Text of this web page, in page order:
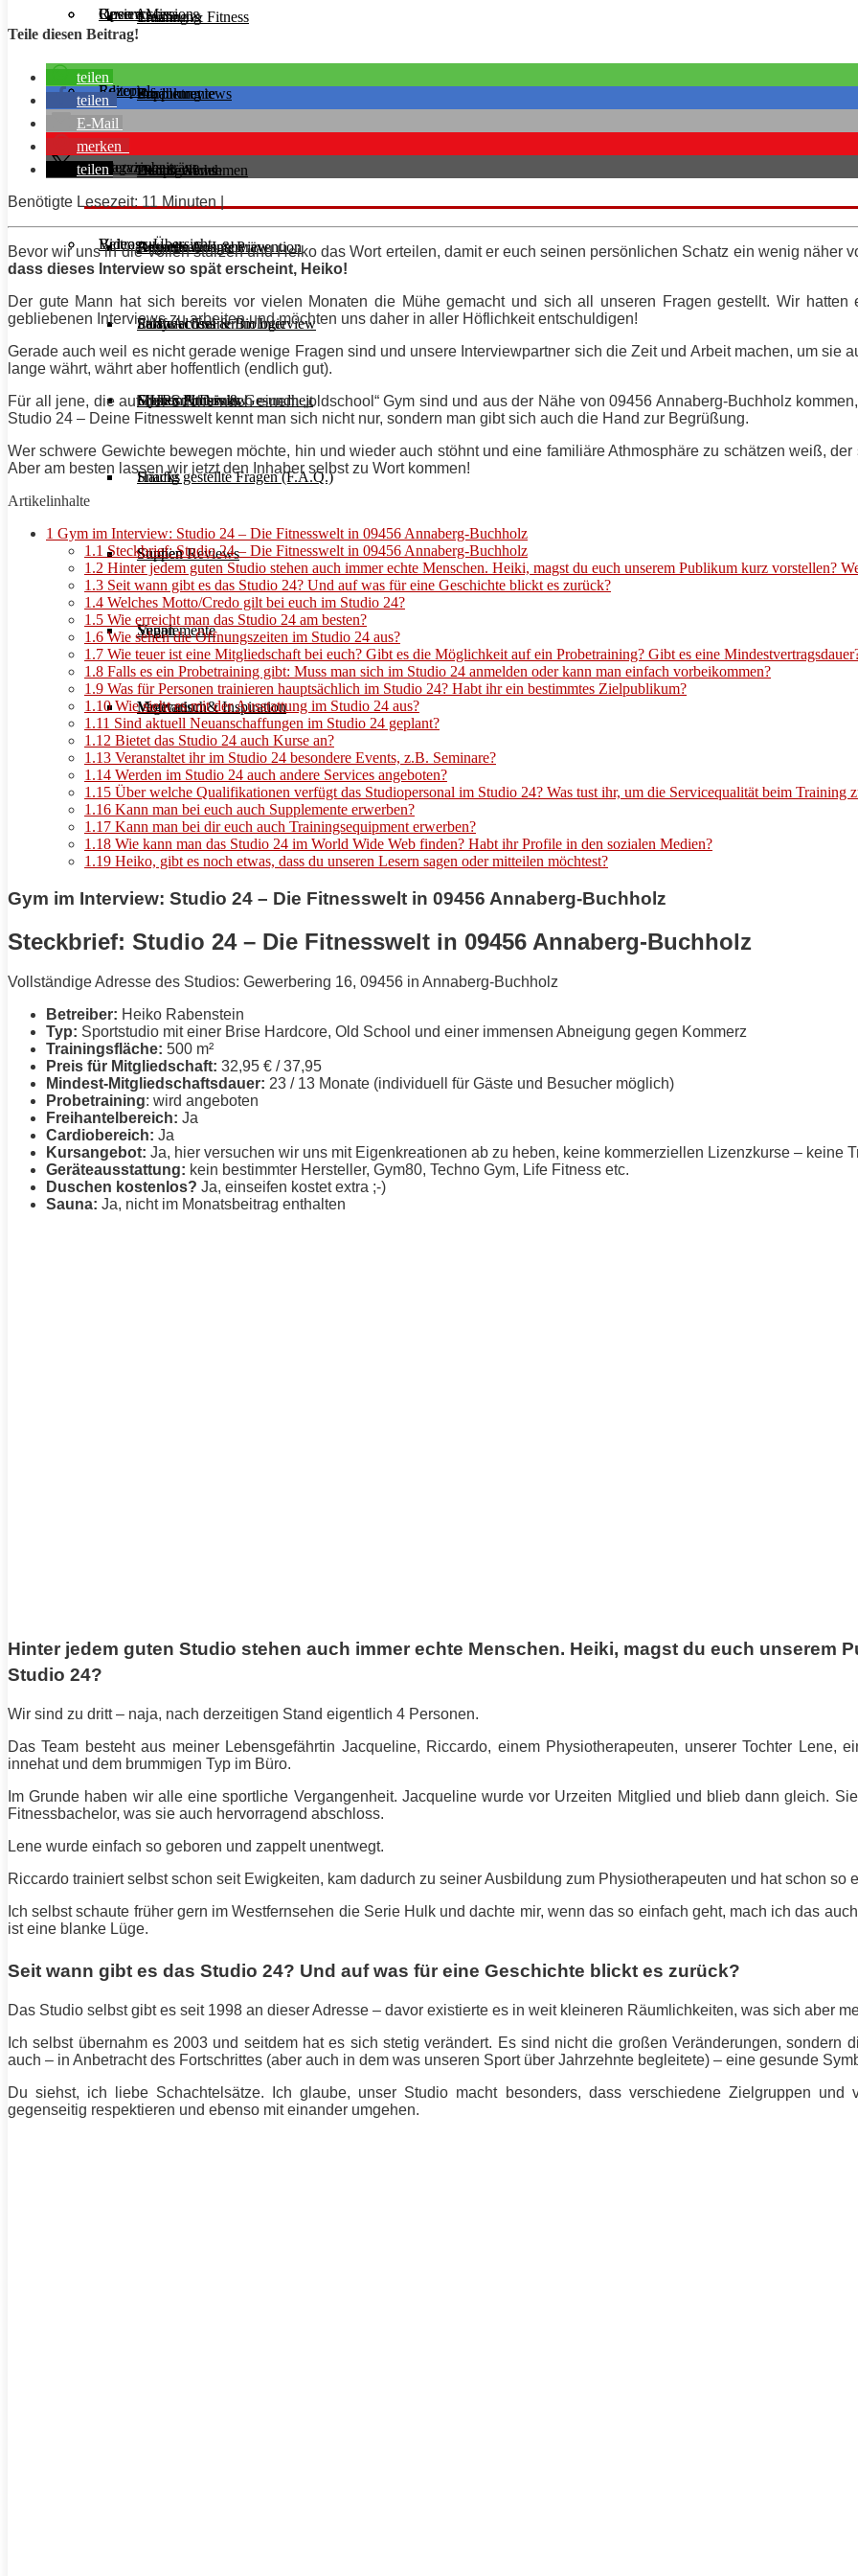
Unsere Mission
Ernährung
Supplemente
Training & Fitness
Ernährung
Diät & Abnehmen
Regeneration & Prävention
Stoffwechsel & Biologie
Frauen Fitness & Gesundheit
Häufig gestellte Fragen (F.A.Q.)
Studien Reviews
Supplemente
Motivation & Inspiration
Reviews
Produktreviews
Buchreviews
Rezepte
Hauptgerichte
Desserts
Salate
Shakes & Drinks
Snacks
Suppen
Vegan
Vegetarisch
Interviews
Athleten im Interview
Personal Trainer im Interview
Gym im Interview
Videos
Open Access
Editorials
Magazinbeiträge
Aktuelle Ausgabe
Early Access
MHRx Archiv
Beitrags-Übersicht
Teile diesen Beitrag!
teilen
teilen
E-Mail
merken
teilen
Benötigte Lesezeit: 11 Minuten |
Bevor wir uns in die Vollen stürzen und Heiko das Wort erteilen, damit er euch seinen persönlichen Schatz ein wenig näher
dass dieses Interview so spät erscheint, Heiko!
Der gute Mann hat sich bereits vor vielen Monaten die Mühe gemacht und sich all unseren Fragen gestellt. Wir
gebliebenen Interviews zu arbeiten und möchten uns daher in aller Höflichkeit entschuldigen!
Gerade auch weil es nicht gerade wenige Fragen sind und unsere Interviewpartner sich die Zeit und Arbeit machen, um sie
lange währt, währt aber hoffentlich (endlich gut).
Für all jene, die auf der Suche nach einem „oldschool“ Gym sind und aus der Nähe von 09456 Annaberg-Buchholz
Studio 24 – Deine Fitnesswelt kennt man sich nicht nur, sondern man gibt sich auch die Hand zur Begrüßung.
Wer schwere Gewichte bewegen möchte, hin und wieder auch stöhnt und eine familiäre Athmosphäre zu schätzen weiß,
Aber am besten lassen wir jetzt den Inhaber selbst zu Wort kommen!
Artikelinhalte
1 Gym im Interview: Studio 24 – Die Fitnesswelt in 09456 Annaberg-Buchholz
1.1 Steckbrief: Studio 24 – Die Fitnesswelt in 09456 Annaberg-Buchholz
1.2 Hinter jedem guten Studio stehen auch immer echte Menschen. Heiki, magst du euch unserem Publikum kurz vorstellen?
1.3 Seit wann gibt es das Studio 24? Und auf was für eine Geschichte blickt es zurück?
1.4 Welches Motto/Credo gilt bei euch im Studio 24?
1.5 Wie erreicht man das Studio 24 am besten?
1.6 Wie sehen die Öffnungszeiten im Studio 24 aus?
1.7 Wie teuer ist eine Mitgliedschaft bei euch? Gibt es die Möglichkeit auf ein Probetraining? Gibt es eine
1.8 Falls es ein Probetraining gibt: Muss man sich im Studio 24 anmelden oder kann man einfach vorbeikommen?
1.9 Was für Personen trainieren hauptsächlich im Studio 24? Habt ihr ein bestimmtes Zielpublikum?
1.10Wie sieht es mit der Ausstattung im Studio 24 aus?
1.11 Sind aktuell Neuanschaffungen im Studio 24 geplant?
1.12 Bietet das Studio 24 auch Kurse an?
1.13 Veranstaltet ihr im Studio 24 besondere Events, z.B. Seminare?
1.14 Werden im Studio 24 auch andere Services angeboten?
1.15 Über welche Qualifikationen verfügt das Studiopersonal im Studio 24? Was tust ihr, um die Servicequalität beim Training
1.16 Kann man bei euch auch Supplemente erwerben?
1.17 Kann man bei dir euch auch Trainingsequipment erwerben?
1.18 Wie kann man das Studio 24 im World Wide Web finden? Habt ihr Profile in den sozialen Medien?
1.19 Heiko, gibt es noch etwas, dass du unseren Lesern sagen oder mitteilen möchtest?
Gym im Interview: Studio 24 – Die Fitnesswelt in 09456 Annaberg-Buchholz
Steckbrief: Studio 24 – Die Fitnesswelt in 09456 Annaberg-Buchholz
Vollständige Adresse des Studios: Gewerbering 16, 09456 in Annaberg-Buchholz
Betreiber: Heiko Rabenstein
Typ: Sportstudio mit einer Brise Hardcore, Old School und einer immensen Abneigung gegen Kommerz
Trainingsfläche: 500 m²
Preis für Mitgliedschaft: 32,95 € / 37,95
Mindest-Mitgliedschaftsdauer: 23 / 13 Monate (individuell für Gäste und Besucher möglich)
Probetraining: wird angeboten
Freihantelbereich: Ja
Cardiobereich: Ja
Kursangebot: Ja, hier versuchen wir uns mit Eigenkreationen ab zu heben, keine kommerziellen Lizenzkurse – keine
Geräteausstattung: kein bestimmter Hersteller, Gym80, Techno Gym, Life Fitness etc.
Duschen kostenlos? Ja, einseifen kostet extra ;-)
Sauna: Ja, nicht im Monatsbeitrag enthalten
Hinter jedem guten Studio stehen auch immer echte Menschen. Heiki, magst du euch unserem
Studio 24?
Wir sind zu dritt – naja, nach derzeitigen Stand eigentlich 4 Personen.
Das Team besteht aus meiner Lebensgefährtin Jacqueline, Riccardo, einem Physiotherapeuten, unserer Tochter Lene,
innehat und dem brummigen Typ im Büro.
Im Grunde haben wir alle eine sportliche Vergangenheit. Jacqueline wurde vor Urzeiten Mitglied und blieb dann gleich.
Fitnessbachelor, was sie auch hervorragend abschloss.
Lene wurde einfach so geboren und zappelt unentwegt.
Riccardo trainiert selbst schon seit Ewigkeiten, kam dadurch zu seiner Ausbildung zum Physiotherapeuten und hat schon so
Ich selbst schaute früher gern im Westfernsehen die Serie Hulk und dachte mir, wenn das so einfach geht, mach ich das
ist eine blanke Lüge.
Seit wann gibt es das Studio 24? Und auf was für eine Geschichte blickt es zurück?
Das Studio selbst gibt es seit 1998 an dieser Adresse – davor existierte es in weit kleineren Räumlichkeiten, was sich aber
Ich selbst übernahm es 2003 und seitdem hat es sich stetig verändert. Es sind nicht die großen Veränderungen, sondern
auch – in Anbetracht des Fortschrittes (aber auch in dem was unseren Sport über Jahrzehnte begleitete) – eine gesunde
Du siehst, ich liebe Schachtelsätze. Ich glaube, unser Studio macht besonders, dass verschiedene Zielgruppen und
gegenseitig respektieren und ebenso mit einander umgehen.